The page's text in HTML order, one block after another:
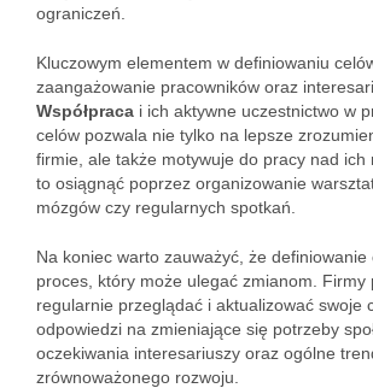
ograniczeń.
Kluczowym elementem w definiowaniu
zaangażowanie pracowników oraz
Współpraca i ich aktywne uczestnictwo w
celów pozwala nie tylko na lepsze
firmie, ale także motywuje do pracy nad ich
to osiągnąć poprzez organizowanie
mózgów czy regularnych spotkań.
Na koniec warto zauważyć, że definiowanie
proces, który może ulegać zmianom. Firmy
regularnie przeglądać i aktualizować swoje
odpowiedzi na zmieniające się potrzeby
oczekiwania interesariuszy oraz ogólne
zrównoważonego rozwoju.